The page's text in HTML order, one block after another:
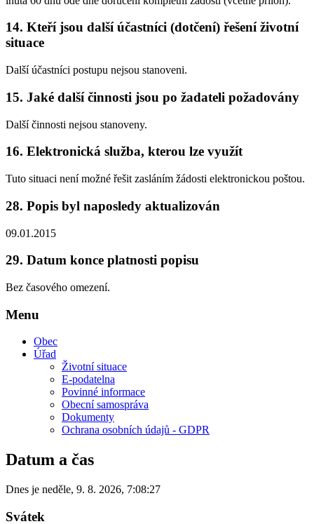
14. Kteří jsou další účastníci (dotčení) řešení životní
situace
Další účastníci postupu nejsou stanoveni.
15. Jaké další činnosti jsou po žadateli požadovány
Další činnosti nejsou stanoveny.
16. Elektronická služba, kterou lze využít
Tuto situaci není možné řešit zasláním žádosti elektronickou poštou.
28. Popis byl naposledy aktualizován
09.01.2015
29. Datum konce platnosti popisu
Bez časového omezení.
Menu
Obec
Úřad
Životní situace
E-podatelna
Povinné informace
Obecní samospráva
Dokumenty
Ochrana osobních údajů - GDPR
Datum a čas
Dnes je neděle, 9. 8. 2026, 7:08:27
Svátek